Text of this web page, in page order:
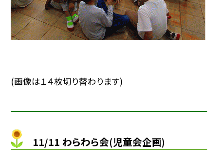
(画像は１４枚切り替わります)
11/11 わらわら会(児童会企画)